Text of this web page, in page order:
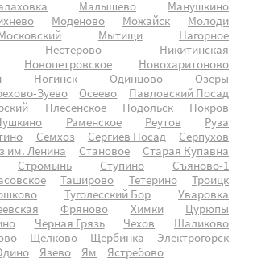
Малышево
Манушкино
Моденово Можайск
Молоди
Московский Мытищи
Нагорное
Нестерово
Никитинская
Новопетровское
Новохаритоново
Ногинск Одинцово
Озеры
Зуево Осеево
Павловский Посад
Плесенское Подольск
Покров
Раменское Реутов
Руза
Семхоз Сергиев Посад
Серпухов
им. Ленина Становое
Старая Купавна
Стромынь Ступино
Съяново-1
Таширово Тетерино
Троицк
Туголесский Бор
Уваровка
Фряново Химки
Цурюпы
Черная Грязь Чехов
Шаликово
Щелково Щербинка
Электрогорск
Язево Ям Ястребово